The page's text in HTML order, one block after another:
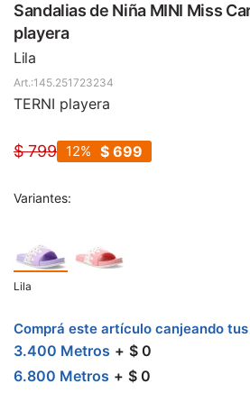
Sandalias de Niña MINI Miss
playera
Lila
145.251723234
TERNI playera
$ 799 $ 699
12
Variantes:
Lila
Comprá este artículo canjeando
3.400 Metros $ 0
6.800 Metros $ 0